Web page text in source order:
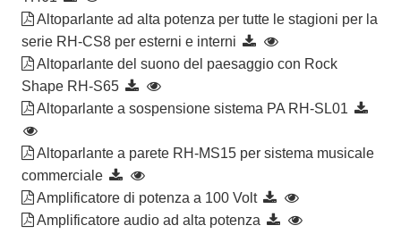
Altoparlante ad alta potenza per tutte le stagioni per la
serie RH-CS8 per esterni e interni
Altoparlante del suono del paesaggio con Rock
Shape RH-S65
Altoparlante a sospensione sistema PA RH-SL01
Altoparlante a parete RH-MS15 per sistema musicale
commerciale
Amplificatore di potenza a 100 Volt
Amplificatore audio ad alta potenza